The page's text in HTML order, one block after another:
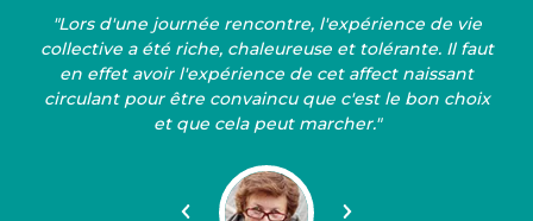
"Lors d'une journée rencontre, l'expérience de vie
collective a été riche, chaleureuse et tolérante. Il faut
en effet avoir l'expérience de cet affect naissant
circulant pour être convaincu que c'est le bon choix
et que cela peut marcher."